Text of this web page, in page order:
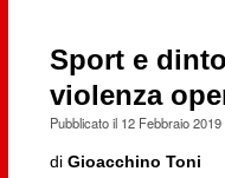
Sport e
violenza
Pubblicato il 12 Febbraio 2019
di Gioacchino Toni